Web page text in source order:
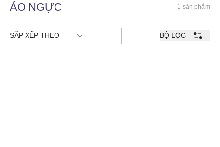
ÁO NGỰC 1 sản phẩm
SẮP XẾP THEO BỘ LỌC